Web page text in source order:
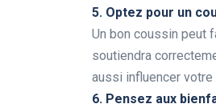
5. Optez pour un
Un bon coussin peut
soutiendra
aussi influencer votre
6. Pensez aux